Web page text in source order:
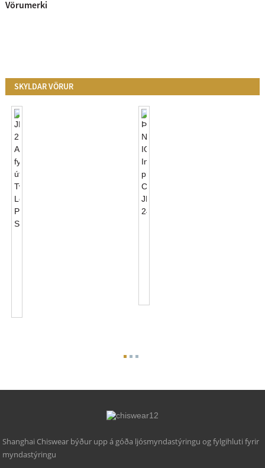
Vörumerki
SKYLDAR VÖRUR
Shanghai Chiswear býður upp á góða ljósmyndastýringu og fylgihluti fyrir
myndastýringu